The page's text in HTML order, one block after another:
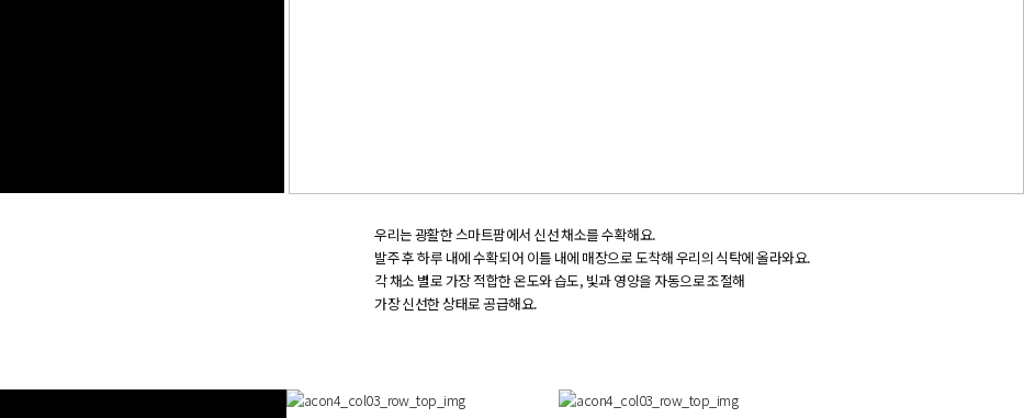
우리는광활한스마트팜에서 신선채소를수확해요.
발주후하루 내에수확되어 이틀 내에 매장으로도착해우리의 식탁에올라와요.
각채소 별로가장적합한온도와습도, 빛과영양을 자동으로조절해
가장신선한상태로공급해요.